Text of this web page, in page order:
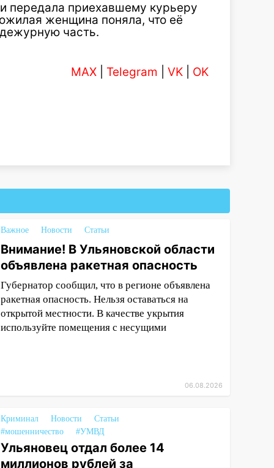
передала приехавшему курьеру
женщина поняла, что её
часть.
MAX Telegram VK OK
Важное Новости Статьи
Внимание! В Ульяновской области
объявлена ракетная опасность
Губернатор сообщил, что в регионе объявлена
ракетная опасность. Нельзя оставаться на
открытой местности. В качестве укрытия
используйте помещения с несущими
06.08.2026
Криминал Новости
Статьи
#мошенничество
#УМВД
Ульяновец отдал более 14
миллионов рублей за